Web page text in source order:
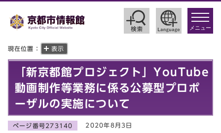
toggle
メニュー
現在位置： 表示
「新京都館プロジェクト」YouTube
動画制作等業務に係る公募型プロポ
ーザルの実施について
ページ番号273140 2020年8月3日